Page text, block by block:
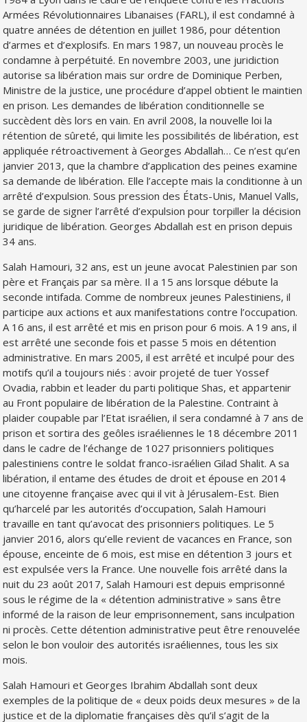
Armées Révolutionnaires Libanaises (FARL), il est condamné à
quatre années de détention en juillet 1986, pour détention
d’armes et d’explosifs. En mars 1987, un nouveau procès le
condamne à perpétuité. En novembre 2003, une juridiction
autorise sa libération mais sur ordre de Dominique Perben,
Ministre de la justice, une procédure d’appel obtient le maintien
en prison. Les demandes de libération conditionnelle se
succèdent dès lors en vain. En avril 2008, la nouvelle loi la
rétention de sûreté, qui limite les possibilités de libération, est
appliquée rétroactivement à Georges Abdallah… Ce n’est qu’en
janvier 2013, que la chambre d’application des peines examine
sa demande de libération. Elle l’accepte mais la conditionne à un
arrêté d’expulsion. Sous pression des États-Unis, Manuel Valls,
se garde de signer l’arrêté d’expulsion pour torpiller la décision
juridique de libération. Georges Abdallah est en prison depuis
34 ans.
Salah Hamouri, 32 ans, est un jeune avocat Palestinien par son
père et Français par sa mère. Il a 15 ans lorsque débute la
seconde intifada. Comme de nombreux jeunes Palestiniens, il
participe aux actions et aux manifestations contre l’occupation.
A 16 ans, il est arrêté et mis en prison pour 6 mois. A 19 ans, il
est arrêté une seconde fois et passe 5 mois en détention
administrative. En mars 2005, il est arrêté et inculpé pour des
motifs qu’il a toujours niés : avoir projeté de tuer Yossef
Ovadia, rabbin et leader du parti politique Shas, et appartenir
au Front populaire de libération de la Palestine. Contraint à
plaider coupable par l’Etat israélien, il sera condamné à 7 ans de
prison et sortira des geôles israéliennes le 18 décembre 2011
dans le cadre de l’échange de 1027 prisonniers politiques
palestiniens contre le soldat franco-israélien Gilad Shalit. A sa
libération, il entame des études de droit et épouse en 2014
une citoyenne française avec qui il vit à Jérusalem-Est. Bien
qu’harcelé par les autorités d’occupation, Salah Hamouri
travaille en tant qu’avocat des prisonniers politiques. Le 5
janvier 2016, alors qu’elle revient de vacances en France, son
épouse, enceinte de 6 mois, est mise en détention 3 jours et
est expulsée vers la France. Une nouvelle fois arrêté dans la
nuit du 23 août 2017, Salah Hamouri est depuis emprisonné
sous le régime de la « détention administrative » sans être
informé de la raison de leur emprisonnement, sans inculpation
ni procès. Cette détention administrative peut être renouvelée
selon le bon vouloir des autorités israéliennes, tous les six
mois.
Salah Hamouri et Georges Ibrahim Abdallah sont deux
exemples de la politique de « deux poids deux mesures » de la
justice et de la diplomatie françaises dès qu’il s’agit de la